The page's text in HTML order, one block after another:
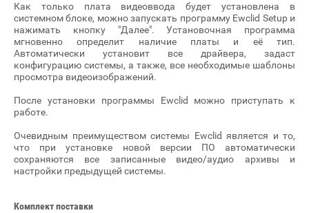
Как только плата видеоввода будет установлена в
системном блоке, можно запускать программу Ewclid Setup и
нажимать кнопку "Далее". Установочная программа
мгновенно определит наличие платы и её тип.
Автоматически установит все драйвера, задаст
конфигурацию системы, а также, все необходимые шаблоны
просмотра видеоизображений.
После установки программы Ewclid можно приступать к
работе.
Очевидным преимуществом системы Ewclid является и то,
что при установке новой версии ПО автоматически
сохраняются все записанные видео/аудио архивы и
настройки предыдущей системы.
Комплект поставки